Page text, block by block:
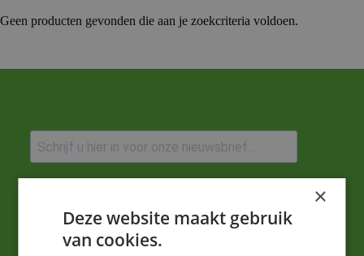
Geen producten gevonden die aan je zoekcriteria voldoen.
Versturen
×
Deze website maakt gebruik
van cookies.